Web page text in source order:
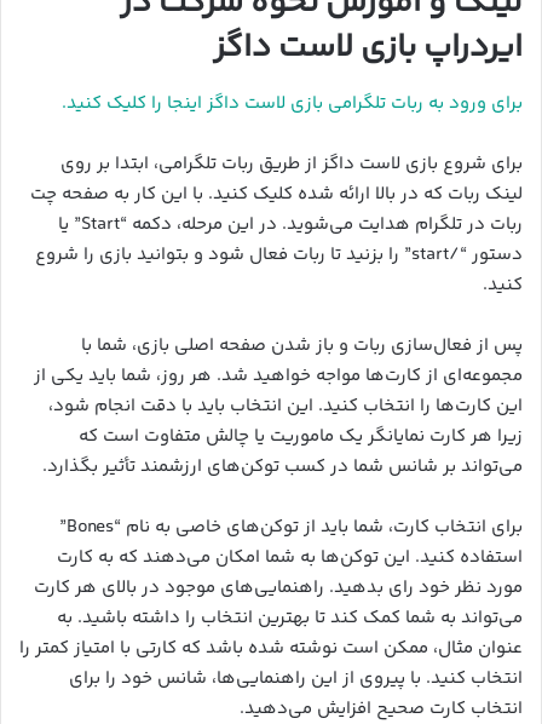
ایردراپ بازی لاست داگز
برای ورود به ربات تلگرامی بازی لاست داگز اینجا را کلیک کنید.
برای شروع بازی لاست داگز از طریق ربات تلگرامی، ابتدا بر روی
لینک ربات که در بالا ارائه شده کلیک کنید. با این کار به صفحه چت
ربات در تلگرام هدایت می‌شوید. در این مرحله، دکمه “Start” یا
دستور “/start” را بزنید تا ربات فعال شود و بتوانید بازی را شروع
کنید.
پس از فعال‌سازی ربات و باز شدن صفحه اصلی بازی، شما با
مجموعه‌ای از کارت‌ها مواجه خواهید شد. هر روز، شما باید یکی از
این کارت‌ها را انتخاب کنید. این انتخاب باید با دقت انجام شود،
زیرا هر کارت نمایانگر یک ماموریت یا چالش متفاوت است که
می‌تواند بر شانس شما در کسب توکن‌های ارزشمند تأثیر بگذارد.
برای انتخاب کارت، شما باید از توکن‌های خاصی به نام “Bones”
استفاده کنید. این توکن‌ها به شما امکان می‌دهند که به کارت
مورد نظر خود رای بدهید. راهنمایی‌های موجود در بالای هر کارت
می‌تواند به شما کمک کند تا بهترین انتخاب را داشته باشید. به
عنوان مثال، ممکن است نوشته شده باشد که کارتی با امتیاز کمتر را
انتخاب کنید. با پیروی از این راهنمایی‌ها، شانس خود را برای
انتخاب کارت صحیح افزایش می‌دهید.